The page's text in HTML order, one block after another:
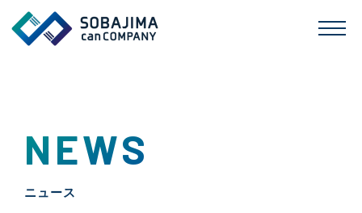
NEWS
ニュース